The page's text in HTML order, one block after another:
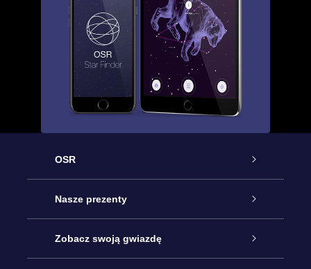
OSR
Obsługa
Kontakt
Nasze prezenty
Podarunek Gwiazda Online
Zobacz swoją gwiazdę